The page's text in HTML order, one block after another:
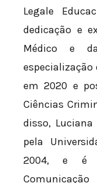
Legale
dedicação e
Médico e
especialização
em 2020 e
Ciências
disso,
pela
2004, e é